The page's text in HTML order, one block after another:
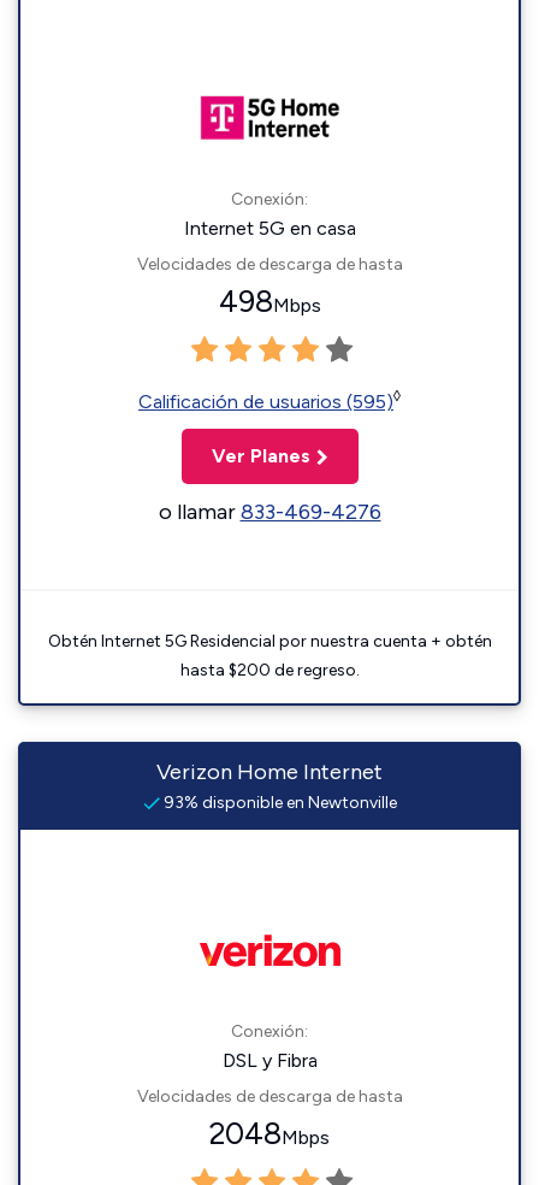
Conexión:
Internet 5G en casa
Velocidades de descarga de hasta
498Mbps
Calificación de usuarios (595)◊
Ver Planes
o llamar833-469-4276
Obtén Internet 5G Residencial por nuestra cuenta + obtén
hasta $200 de regreso.
Verizon Home Internet
93% disponible en Newtonville
Conexión:
DSL y Fibra
Velocidades de descarga de hasta
2048Mbps